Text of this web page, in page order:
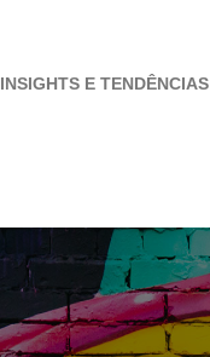
INSIGHTS E TENDÊNCIAS